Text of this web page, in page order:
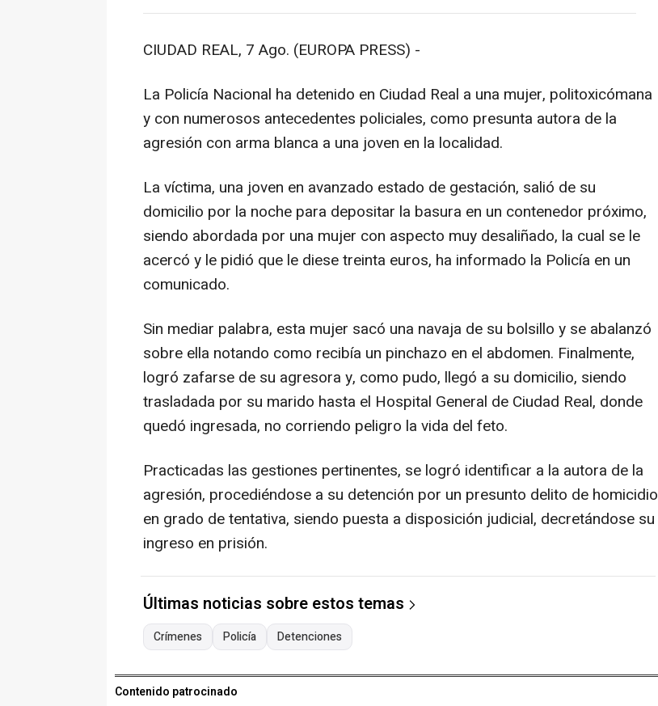
CIUDAD REAL, 7 Ago. (EUROPA PRESS) -
La Policía Nacional ha detenido en Ciudad Real a una mujer, politoxicómana
y con numerosos antecedentes policiales, como presunta autora de la
agresión con arma blanca a una joven en la localidad.
La víctima, una joven en avanzado estado de gestación, salió de su
domicilio por la noche para depositar la basura en un contenedor próximo,
siendo abordada por una mujer con aspecto muy desaliñado, la cual se le
acercó y le pidió que le diese treinta euros, ha informado la Policía en un
comunicado.
Sin mediar palabra, esta mujer sacó una navaja de su bolsillo y se abalanzó
sobre ella notando como recibía un pinchazo en el abdomen. Finalmente,
logró zafarse de su agresora y, como pudo, llegó a su domicilio, siendo
trasladada por su marido hasta el Hospital General de Ciudad Real, donde
quedó ingresada, no corriendo peligro la vida del feto.
Practicadas las gestiones pertinentes, se logró identificar a la autora de la
agresión, procediéndose a su detención por un presunto delito de homicidio
en grado de tentativa, siendo puesta a disposición judicial, decretándose su
ingreso en prisión.
Últimas noticias sobre estos temas
Crímenes Policía Detenciones
Contenido patrocinado